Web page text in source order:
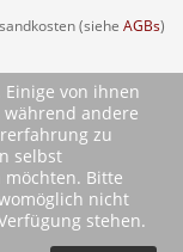
(siehe AGBs)
von ihnen
andere
zu
selbst
möchten. Bitte
nicht
stehen.